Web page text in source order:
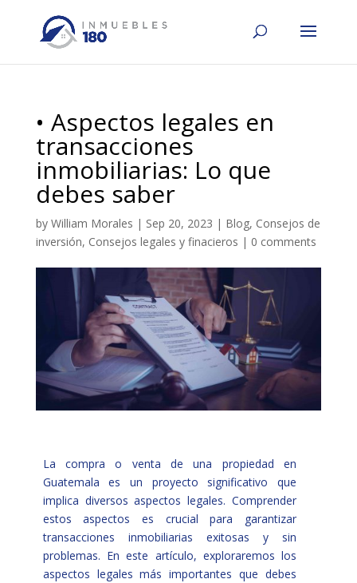
• Aspectos legales en
transacciones
inmobiliarias: Lo que
debes saber
by William Morales | Sep 20, 2023 | Blog, Consejos de
inversión, Consejos legales y finacieros | 0 comments
La compra o venta de una propiedad en
Guatemala es un proyecto significativo que
implica diversos aspectos legales. Comprender
estos aspectos es crucial para garantizar
transacciones inmobiliarias exitosas y sin
problemas. En este artículo, exploraremos los
aspectos legales más importantes que debes